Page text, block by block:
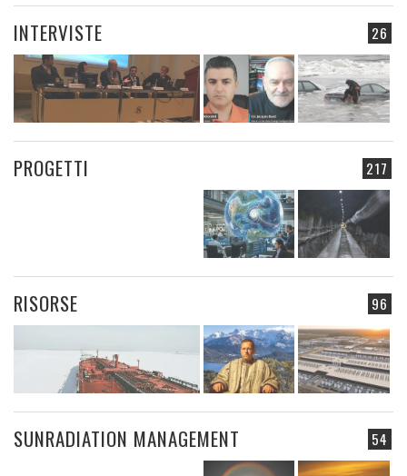
26
INTERVISTE
217
PROGETTI
96
RISORSE
54
SUNRADIATION MANAGEMENT